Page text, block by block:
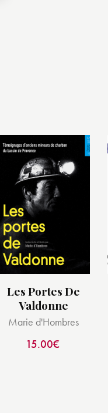
Les Portes De
Valdonne
Marie d'Hombres
15.00€